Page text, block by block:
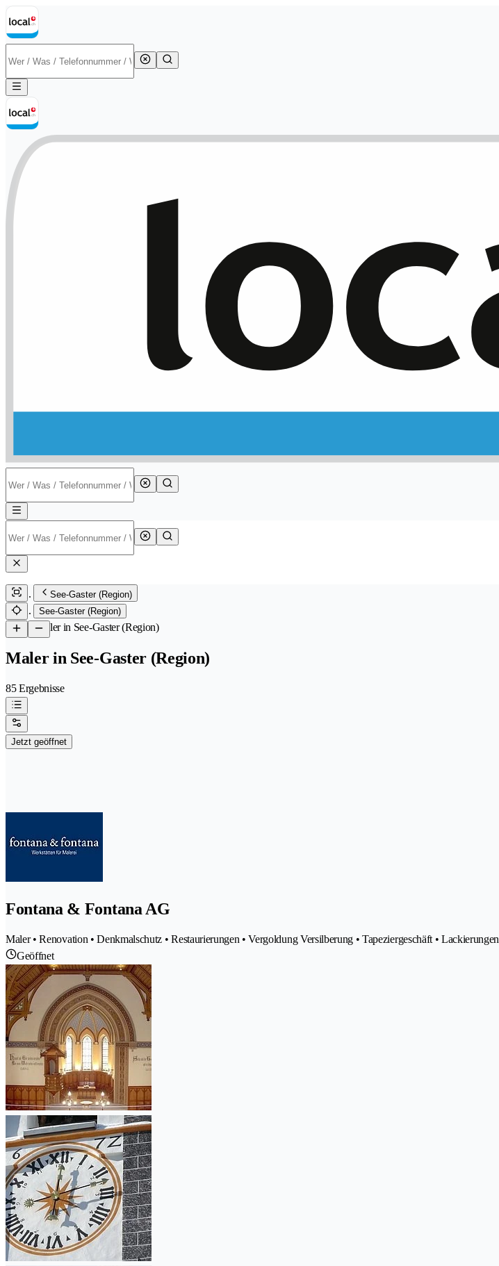
See-Gaster (Region)
See-Gaster (Region)
/Maler in See-Gaster (Region)
Maler in See-Gaster (Region)
85 Ergebnisse
Jetzt geöffnet
Fontana & Fontana AG
Maler • Renovation • Denkmalschutz • Restaurierungen • Vergoldung Versilberung • Tapeziergeschäft • Lackierungen
Geöffnet